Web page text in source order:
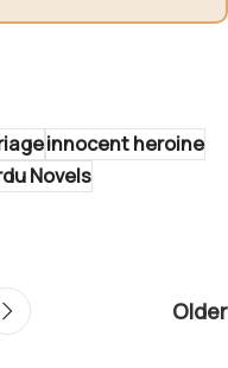
innocent heroine
Novels
Older